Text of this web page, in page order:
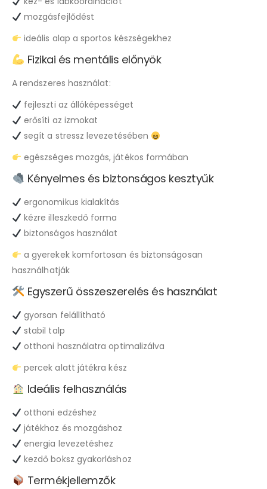
mozgásfejlődést
ideális alap a sportos készségekhez
Fizikai és mentális előnyök
A rendszeres használat:
fejleszti az állóképességet
erősíti az izmokat
segít a stressz levezetésében
egészséges mozgás, játékos formában
Kényelmes és biztonságos kesztyűk
ergonomikus kialakítás
kézre illeszkedő forma
biztonságos használat
a gyerekek komfortosan és biztonságosan
használhatják
Egyszerű összeszerelés és használat
gyorsan felállítható
stabil talp
otthoni használatra optimalizálva
percek alatt játékra kész
Ideális felhasználás
otthoni edzéshez
játékhoz és mozgáshoz
energia levezetéshez
kezdő boksz gyakorláshoz
Termékjellemzők